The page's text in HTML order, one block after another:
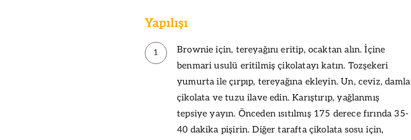
Yapılışı
1
Brownie için, tereyağını eritip, ocaktan alın. İçine
benmari usulü eritilmiş çikolatayı katın. Tozşekeri
yumurta ile çırpıp, tereyağına ekleyin. Un, ceviz, damla
çikolata ve tuzu ilave edin. Karıştırıp, yağlanmış
tepsiye yayın. Önceden ısıtılmış 175 derece fırında 35-
40 dakika pişirin. Diğer tarafta çikolata sosu için,